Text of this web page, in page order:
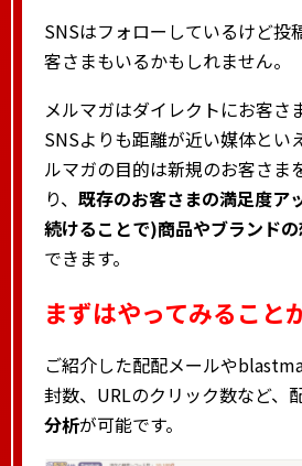
SNSはフォローしているけど投
客さまもいるかもしれません。
メルマガはダイレクトにお客さ
SNSよりも距離が近い媒体とい
ルマガの目的は新規のお客さま
り、 既存のお客さまの満足度ア
続けることで)商品やブランド
できます。
まずはやってみること
ご紹介した配配メールや
封数、URLのクリック数など、
分析が可能です。